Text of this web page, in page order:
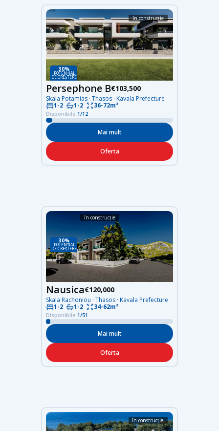
30%
DE CREȘTERE
POTENȚIAL
în construcție
Nausica€120,000
Skala Rachoniou · Thasos · Kavala Prefecture
1-2
1-2 34-62m²
Disponibile 1/51
Mai mult
Oferta
30%
DE CREȘTERE
POTENȚIAL
în construcție
Persephone B€103,500
Skala Potamias · Thasos · Kavala Prefecture
1-2
1-2 36-72m²
Disponibile 1/12
Mai mult
Oferta
în construcție